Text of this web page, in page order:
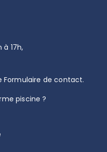
à 17h,
Formulaire de contact.
piscine ?